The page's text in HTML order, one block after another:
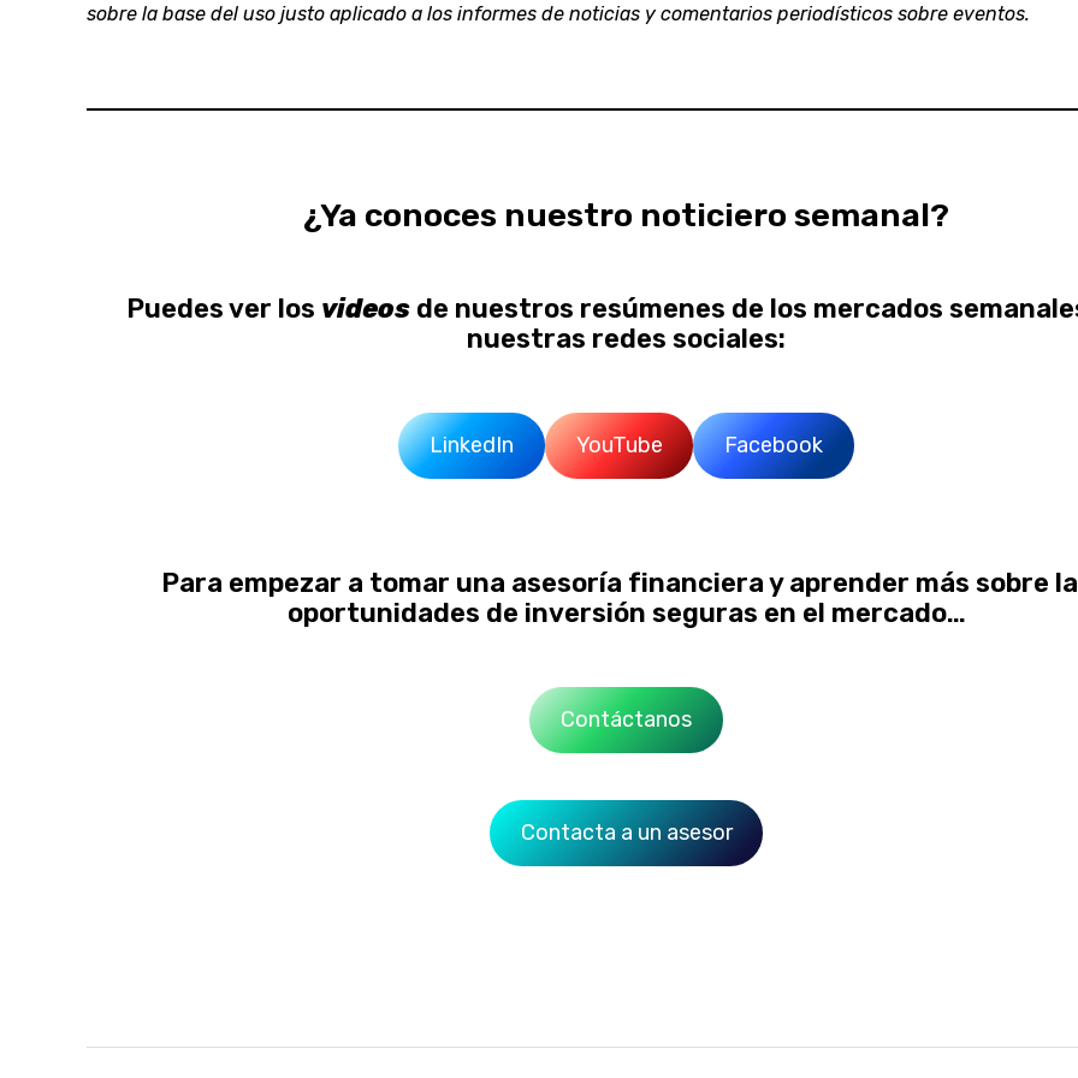
sobre la base del uso justo aplicado a los informes de noticias y comentarios periodísticos sobre eventos.
¿Ya conoces nuestro noticiero semanal?
Puedes ver los videosde nuestros resúmenes de los mercados
nuestras redes sociales:
LinkedIn YouTube Facebook
Para empezar a tomar una asesoría financiera y aprender más sobre
oportunidades de inversión seguras en el mercado…
Contáctanos
Contacta a un asesor